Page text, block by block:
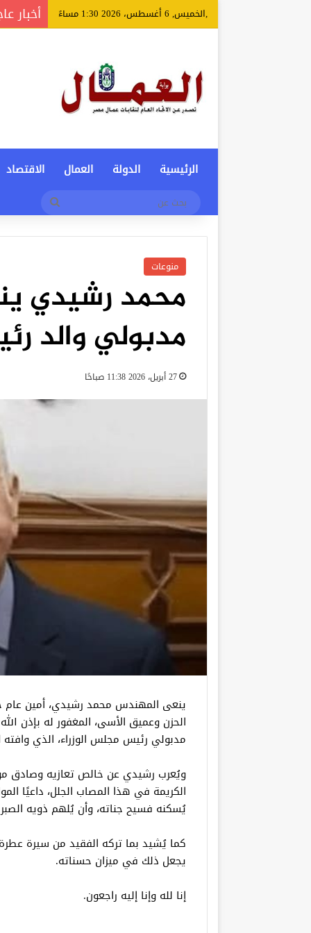
,الخميس, 6 أغسطس، 2026 1:30 مساءً أخبار
الرئيسية الدولة العمال الاقتصاد
منوعات
محمد رشيدي
مدبولي والد
27 أبريل، 2026 11:38 صباحًا
ينعى المهندس محمد رشيدي، أمين عام
الحزن وعميق الأسى، المغفور له بإذن
مدبولي رئيس مجلس الوزراء، الذي وافته
ويُعرب رشيدي عن خالص تعازيه وصادق
الكريمة في هذا المصاب الجلل، داعيًا
يُسكنه فسيح جناته، وأن يُلهم ذويه
كما يُشيد بما تركه الفقيد من سيرة
يجعل ذلك في ميزان حسناته.
إنا لله وإنا إليه راجعون.